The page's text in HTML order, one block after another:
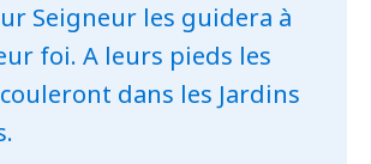
Seigneur les guidera à
foi. A leurs pieds les
dans les Jardins